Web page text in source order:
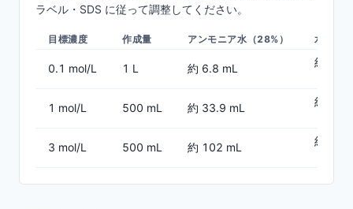
ラベル・SDS に従って調整してください。
目標濃度 作成量 アンモニア水（28%） 水
0.1 mol/L 1 L 約 6.8 mL 約 993
1 mol/L 500 mL 約 33.9 mL 約 466
3 mol/L 500 mL 約 102 mL 約 398